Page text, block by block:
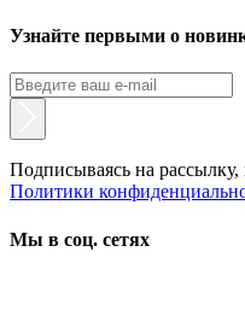
Узнайте первыми о
Подписываясь на рассылку,
Политики
Мы в соц. сетях